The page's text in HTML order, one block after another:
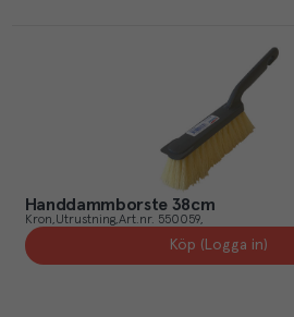
Handdammborste 38cm
Kron Utrustning Art.nr. 550059
Köp (Logga in)